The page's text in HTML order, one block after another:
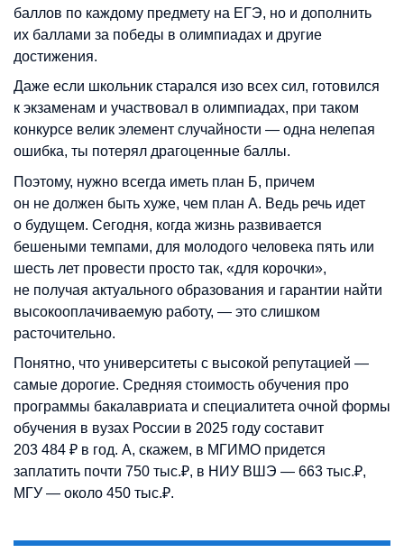
баллов по каждому предмету на ЕГЭ, но и дополнить
их баллами за победы в олимпиадах и другие
достижения.
Даже если школьник старался изо всех сил, готовился
к экзаменам и участвовал в олимпиадах, при таком
конкурсе велик элемент случайности — одна нелепая
ошибка, ты потерял драгоценные баллы.
Поэтому, нужно всегда иметь план Б, причем
он не должен быть хуже, чем план А. Ведь речь идет
о будущем. Сегодня, когда жизнь развивается
бешеными темпами, для молодого человека пять или
шесть лет провести просто так, «для корочки»,
не получая актуального образования и гарантии найти
высокооплачиваемую работу, — это слишком
расточительно.
Понятно, что университеты с высокой репутацией —
самые дорогие. Средняя стоимость обучения про
программы бакалавриата и специалитета очной формы
обучения в вузах России в 2025 году составит
203 484 ₽ в год. А, скажем, в МГИМО придется
заплатить почти 750 тыс.₽, в НИУ ВШЭ — 663 тыс.₽,
МГУ — около 450 тыс.₽.